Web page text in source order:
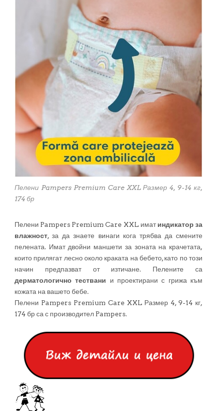
Пелени Pampers Premium Care XXL Размер 4, 9-14 кг,
174 бр
Пелени Pampers Premium Care XXL иматиндикатор за
влажност, за да знаете винаги кога трябва да смените
пелената. Имат двойни маншети за зоната на крачетата,
които прилягат лесно около краката на бебето, като по този
начин предпазват от изтичане. Пелените са
дерматологично тествани и проектирани с грижа към
кожата на вашето бебе.
Пелени Pampers Premium Care XXL Размер 4, 9-14 кг,
174 бр са с производител Pampers.